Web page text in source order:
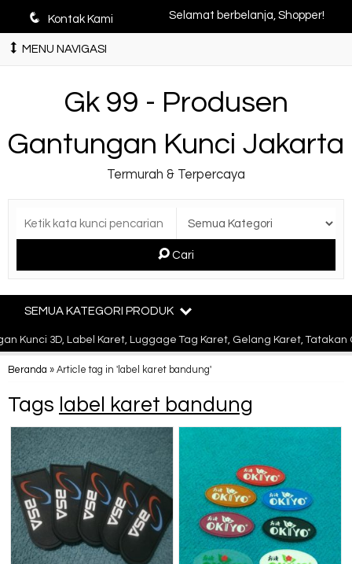
q Kontak Kami Selamat berbelanja, Shopper!
MENU NAVIGASI
Gk 99 - Produsen
Gantungan Kunci Jakarta
Termurah & Terpercaya
Cari
SEMUA KATEGORI PRODUK
Kunci 3D, Label Karet, Luggage Tag Karet, Gelang Karet,
Beranda » Article tag in 'label karet bandung'
Tags label karet bandung